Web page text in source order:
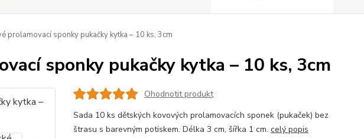
prolamovací sponky pukačky kytka – 10 ks, 3cm
sponky pukačky kytka – 10 ks, 3cm
Ohodnotit produkt
Sada 10 ks dětských kovových prolamovacích sponek (pukaček) bez
štrasu s barevným potiskem. Délka 3 cm, šířka 1 cm. celý popis